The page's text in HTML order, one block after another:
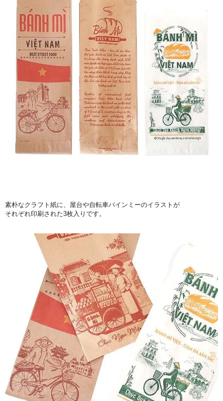
素朴なクラフト紙に、屋台や自転車バインミーのイラストが
それぞれ印刷された3枚入りです。